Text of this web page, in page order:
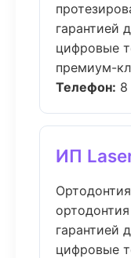
гарантией
цифровые
премиум-
Телефон: 8
ИП
гарантией
цифровые